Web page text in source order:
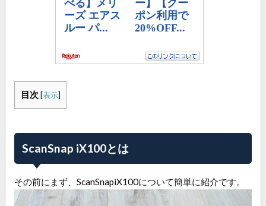
目次 [表示]
ScanSnap iX100とは
その前にまず、ScanSnapiX100について簡単に紹介です。